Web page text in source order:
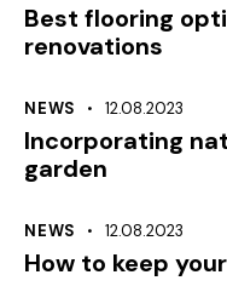
Best flooring
renovations
NEWS 12.08.2023
Incorporating
garden
NEWS 12.08.2023
How to keep